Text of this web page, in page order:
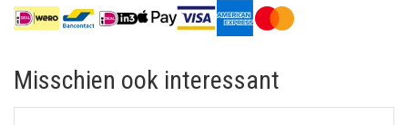
Misschien ook interessant